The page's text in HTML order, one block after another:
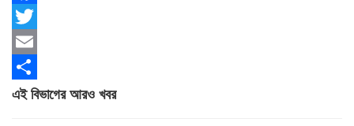
Facebook
Twitter
Email
Share
এই বিভাগের আরও খবর